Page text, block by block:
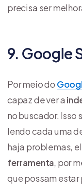
precisa ser
9. Google
Por meio do
capaz de ver a
no buscador. Isso
lendo cada uma
haja problemas,
ferramenta , por
que possam